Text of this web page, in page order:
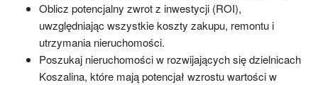
Oblicz potencjalny zwrot z inwestycji (ROI),
uwzględniając wszystkie koszty zakupu, remontu i
utrzymania nieruchomości.
Poszukaj nieruchomości w rozwijających się dzielnicach
Koszalina, które mają potencjał wzrostu wartości w